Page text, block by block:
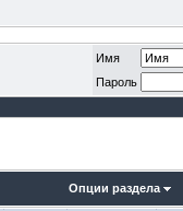
Имя
Пароль
Опции раздела